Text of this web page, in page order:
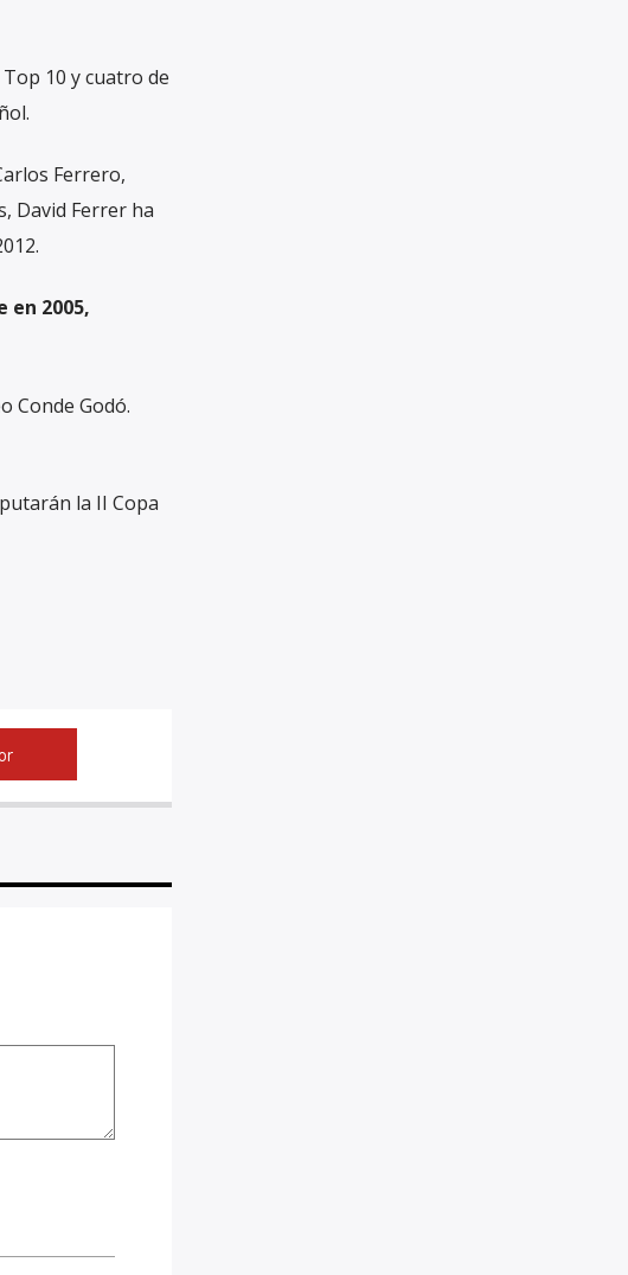
10 y cuatro de
Ferrero,
David Ferrer ha
en 2005,
Conde Godó.
la II Copa